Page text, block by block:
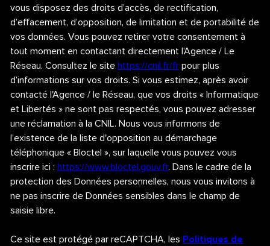
vous disposez des droits d’accès, de rectification,
d’effacement, d’opposition, de limitation et de portabilité de
vos données. Vous pouvez retirer votre consentement à
tout moment en contactant directement l’Agence / Le
Réseau. Consultez le site https://cnil.fr/fr pour plus
d’informations sur vos droits. Si vous estimez, après avoir
contacté l'Agence / le Réseau, que vos droits « Informatique
et Libertés » ne sont pas respectés, vous pouvez adresser
une réclamation à la CNIL. Nous vous informons de
l’existence de la liste d'opposition au démarchage
téléphonique « Bloctel », sur laquelle vous pouvez vous
inscrire ici : https://www.bloctel.gouv.fr. Dans le cadre de la
protection des Données personnelles, nous vous invitons à
ne pas inscrire de Données sensibles dans le champ de
saisie libre.
Ce site est protégé par reCAPTCHA, les Politiques de